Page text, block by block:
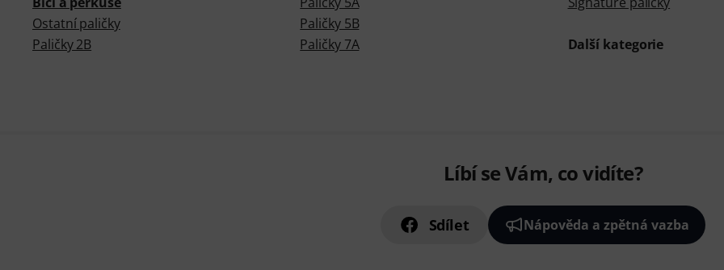
Ostatní paličky
Paličky 2B
Paličky 5B
Paličky 7A
Další kategorie
Líbí se Vám, co vidíte?
Sdílet Nápověda a zpětná vazba